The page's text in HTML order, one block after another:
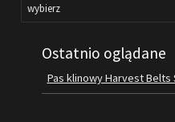
KONTAKT
Ostatnio oglądane
Pas klinowy Harvest Belts